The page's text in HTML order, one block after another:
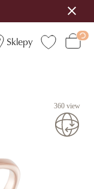
Sklepy
360 view